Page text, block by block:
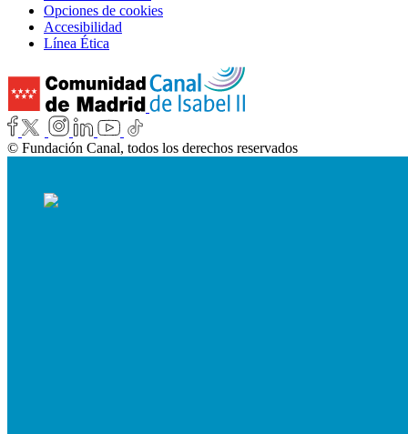
Opciones de cookies
Accesibilidad
Línea Ética
© Fundación Canal, todos los derechos reservados